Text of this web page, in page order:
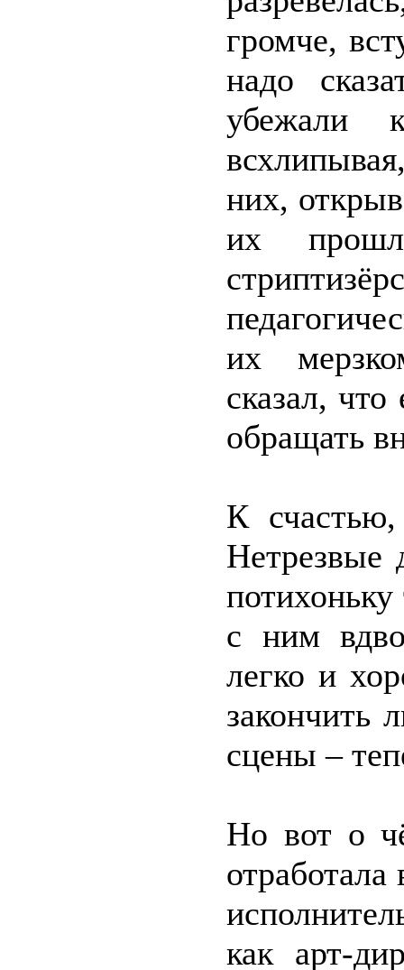
громче,
надо
убежали
них,
их
их
сказал,
обращать
К счастью,
Нетрезвые
с ним
легко и
закончить
сцены –
Но вот о
как арт-